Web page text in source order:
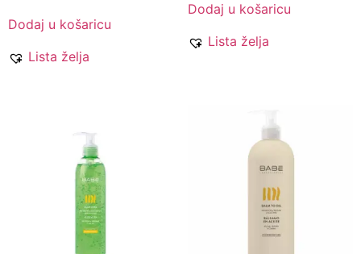
Dodaj u košaricu
Lista želja
Dodaj u košaricu
Lista želja